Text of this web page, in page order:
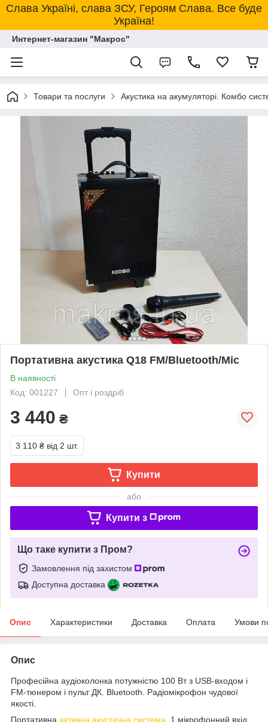
Слава Україні, слава ЗСУ, Героям Слава. Все буде
Україна!
Интернет-магазин "Макрос"
Товари та послуги Акустика на акумуляторі. Комбо
Портативна акустика Q18 FM/Bluetooth/Mic
В наявності
Код: 001227
Опт і роздріб
3 440 ₴
3 110 ₴ від 2 шт.
Купити
або
Купити з
Що таке купити з Пром?
Замовлення під захистом
Доступна доставка
Опис Характеристики Доставка Оплата Умови
Опис
Професійна аудіоколонка потужністю 100 Вт з USB-входом і
FM-тюнером і пульт ДК. Bluetooth. Радіомікрофон чудової
якості.
Портативна активна акустична система . 1 мікрофонний вхід.